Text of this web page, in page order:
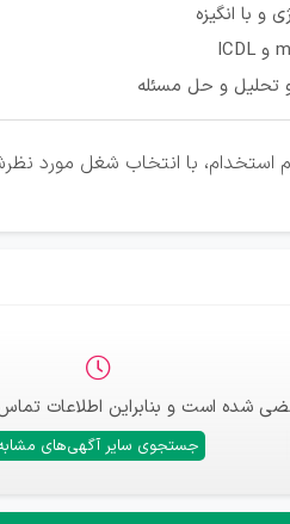
و با انگیزه
تحلیل و حل مسئله
با انتخاب شغل مورد
شده است و بنابراین اطلاعات
جستجوی سایر آگهی‌های